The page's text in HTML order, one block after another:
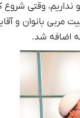
وقتی شروع
بانوان و
اضافه شد.